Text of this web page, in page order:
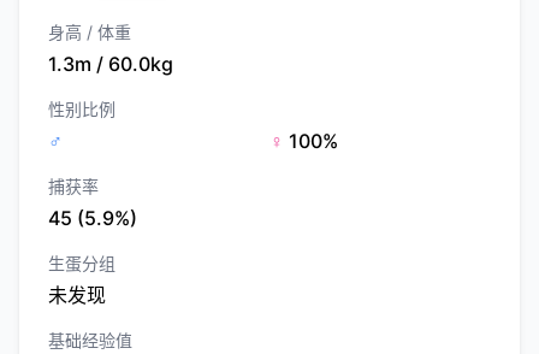
身高 / 体重
1.3m / 60.0kg
性别比例
♂ ♀ 100%
捕获率
45 (5.9%)
生蛋分组
未发现
基础经验值